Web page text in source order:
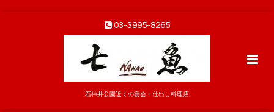
03-3995-8265
石神井公園近くの宴会・仕出し料理店